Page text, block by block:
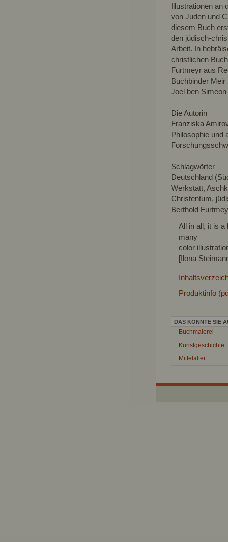
Illustrationen an
von Juden und
diesem Buch
den jüdisch-
Arbeit. In
christlichen
Furtmeyr aus
Buchbinder
Joel ben
Die Autorin
Franziska
Philosophie und
Schlagwörter
Deutschland
Werkstatt,
Christentum,
Berthold
All in all, it is
many
color
[Ilona
Produktinfo
DAS KÖNNTE SIE
Buchmalerei
Kunstgeschichte
Mittelalter